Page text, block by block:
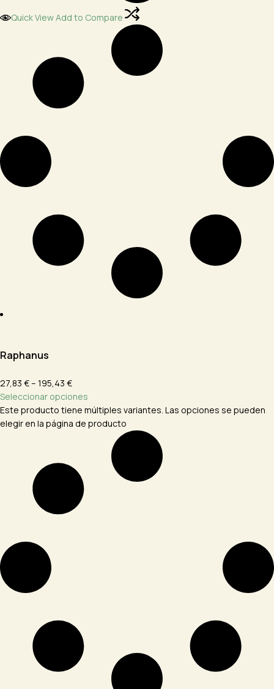
Quick ViewAdd to Compare
Raphanus
27,83 € – 195,43 €
Seleccionar opciones
Este producto tiene múltiples variantes. Las opciones se pueden
elegir en la página de producto